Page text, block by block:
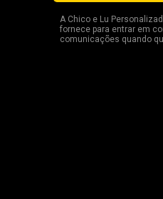
A Chico e Lu
fornece para entrar em
comunicações quando